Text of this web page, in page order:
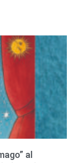
al